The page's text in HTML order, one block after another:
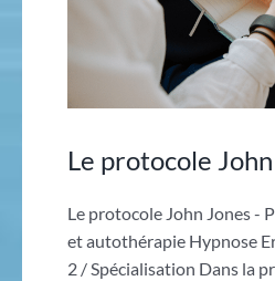
Le protocole
Le protocole John Jones -
et autothérapie Hypnose
2 / Spécialisation Dans la